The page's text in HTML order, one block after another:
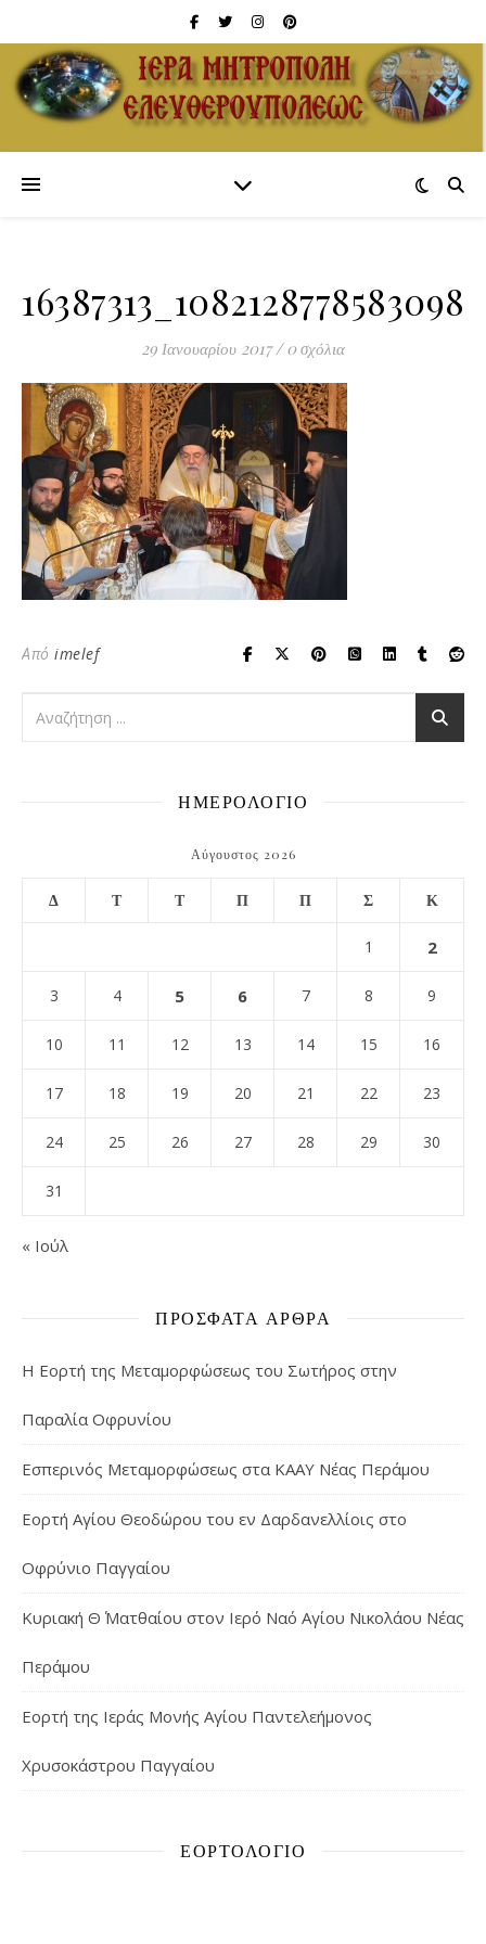
29 Ιανουαρίου 2017 / 0 σχόλια
Από imelef
ΗΜΕΡΟΛΟΓΙΟ
Αύγουστος 2026
Δ Τ Τ Π Π Σ Κ
1 2
3 4 5 6 7 8 9
10 11 12 13 14 15 16
17 18 19 20 21 22 23
24 25 26 27 28 29 30
31
« Ιούλ
ΠΡΌΣΦΑΤΑ ΆΡΘΡΑ
Η Εορτή της Μεταμορφώσεως του Σωτήρος στην
Παραλία Οφρυνίου
Εσπερινός Μεταμορφώσεως στα ΚΑΑΥ Νέας Περάμου
Εορτή Αγίου Θεοδώρου του εν Δαρδανελλίοις στο
Οφρύνιο Παγγαίου
Κυριακή Θ΄ Ματθαίου στον Ιερό Ναό Αγίου Νικολάου Νέας
Περάμου
Εορτή της Ιεράς Μονής Αγίου Παντελεήμονος
Χρυσοκάστρου Παγγαίου
ΕΟΡΤΟΛΌΓΙΟ